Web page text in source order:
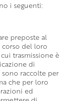
i seguenti:
preposte al
del loro
trasmissione è
di
raccolte per
che per loro
ed